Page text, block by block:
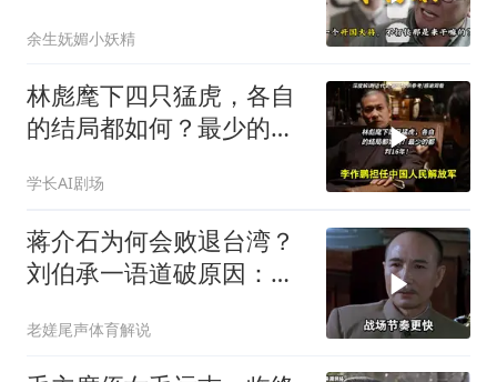
余生妩媚小妖精
林彪麾下四只猛虎，各自
的结局都如何？最少的都
学长AI剧场
蒋介石为何会败退台湾？
刘伯承一语道破原因：在
老嫅尾声体育解说